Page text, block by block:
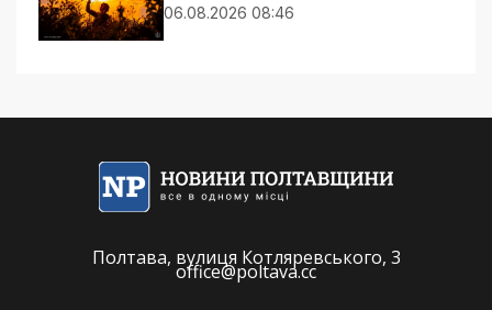
06.08.2026 08:46
Полтава, вулиця Котляревського, 3
office@poltava.cc